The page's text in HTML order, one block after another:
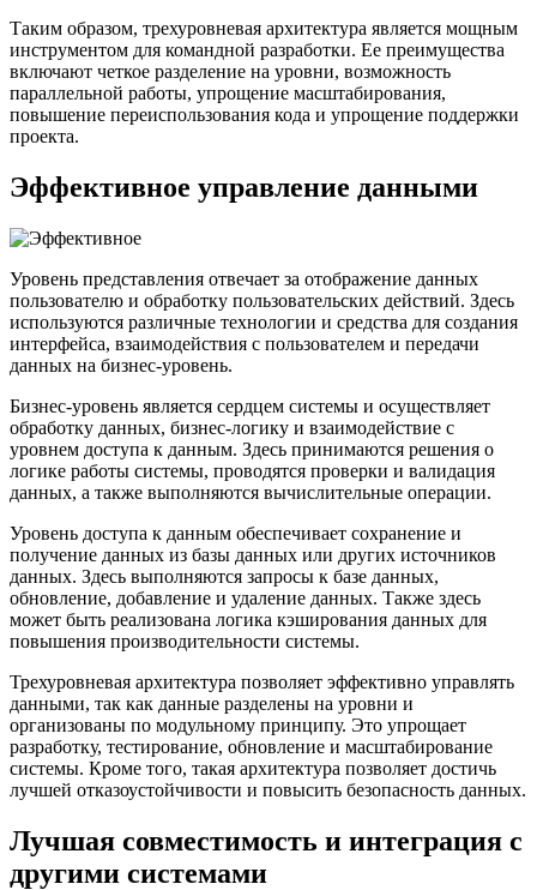
Таким образом, трехуровневая архитектура является мощным
инструментом для командной разработки. Ее преимущества
включают четкое разделение на уровни, возможность
параллельной работы, упрощение масштабирования,
повышение переиспользования кода и упрощение поддержки
проекта.
Эффективное управление данными
Уровень представления отвечает за отображение данных
пользователю и обработку пользовательских действий. Здесь
используются различные технологии и средства для создания
интерфейса, взаимодействия с пользователем и передачи
данных на бизнес-уровень.
Бизнес-уровень является сердцем системы и осуществляет
обработку данных, бизнес-логику и взаимодействие с
уровнем доступа к данным. Здесь принимаются решения о
логике работы системы, проводятся проверки и валидация
данных, а также выполняются вычислительные операции.
Уровень доступа к данным обеспечивает сохранение и
получение данных из базы данных или других источников
данных. Здесь выполняются запросы к базе данных,
обновление, добавление и удаление данных. Также здесь
может быть реализована логика кэширования данных для
повышения производительности системы.
Трехуровневая архитектура позволяет эффективно управлять
данными, так как данные разделены на уровни и
организованы по модульному принципу. Это упрощает
разработку, тестирование, обновление и масштабирование
системы. Кроме того, такая архитектура позволяет достичь
лучшей отказоустойчивости и повысить безопасность данных.
Лучшая совместимость и интеграция с
другими системами